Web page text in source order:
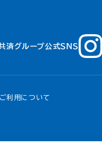
済グループ公式ＳＮＳ
利用について